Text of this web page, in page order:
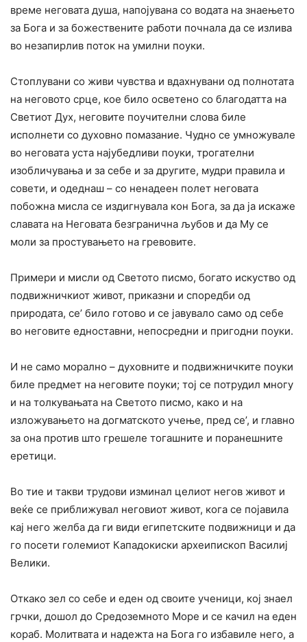
време неговата душа, напојувана со водата на знаењето
за Бога и за божествените работи почнала да се излива
во незапирлив поток на умилни поуки.
Стоплувани со живи чувства и вдахнувани од полнотата
на неговото срце, кое било осветено со благодатта на
Светиот Дух, неговите поучителни слова биле
исполнети со духовно помазание. Чудно се умножувале
во неговата уста најубедливи поуки, трогателни
изобличувања и за себе и за другите, мудри правила и
совети, и одеднаш – со ненадеен полет неговата
побожна мисла се издигнувала кон Бога, за да ја искаже
славата на Неговата безгранична љубов и да Му се
моли за простувањето на гревовите.
Примери и мисли од Светото писмо, богато искуство од
подвижничкиот живот, приказни и споредби од
природата, се’ било готово и се јавувало само од себе
во неговите едноставни, непосредни и пригодни поуки.
И не само морално – духовните и подвижничките поуки
биле предмет на неговите поуки; тој се потрудил многу
и на толкувањата на Светото писмо, како и на
изложувањето на догматското учење, пред се’, и главно
за она против што грешеле тогашните и поранешните
еретици.
Во тие и такви трудови изминал целиот негов живот и
веќе се приближувал неговиот живот, кога се појавила
кај него желба да ги види египетските подвижници и да
го посети големиот Кападокиски археипископ Василиј
Велики.
Откако зел со себе и еден од своите ученици, кој знаел
грчки, дошол до Средоземното Море и се качил на еден
кораб. Молитвата и надежта на Бога го избавиле него, а